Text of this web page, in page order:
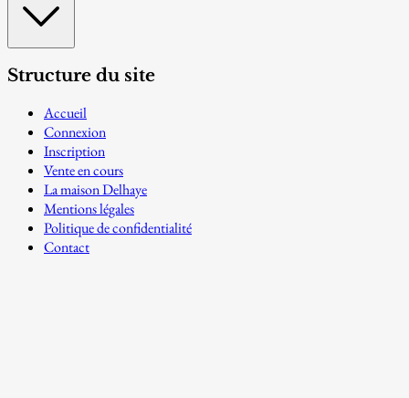
Structure du site
Accueil
Connexion
Inscription
Vente en cours
La maison Delhaye
Mentions légales
Politique de confidentialité
Contact